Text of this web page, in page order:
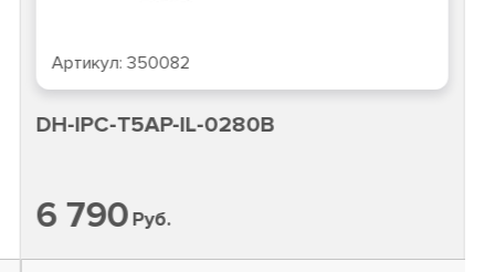
Артикул:350082
DH-IPC-T5AP-IL-0280B
6 790Руб.